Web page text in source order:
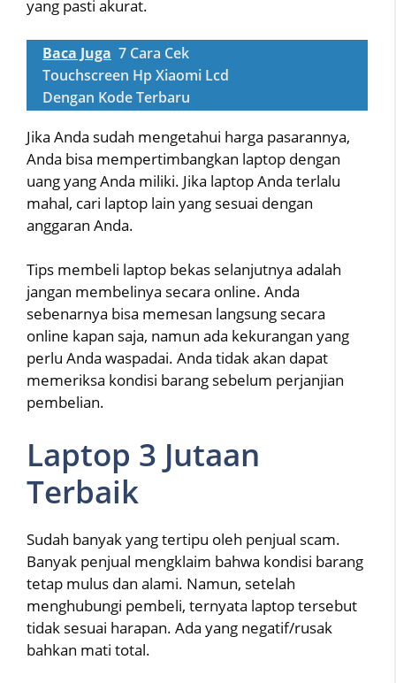
yang pasti akurat.
Baca Juga 7 Cara Cek
Touchscreen Hp Xiaomi Lcd
Dengan Kode Terbaru
Jika Anda sudah mengetahui harga pasarannya,
Anda bisa mempertimbangkan laptop dengan
uang yang Anda miliki. Jika laptop Anda terlalu
mahal, cari laptop lain yang sesuai dengan
anggaran Anda.
Tips membeli laptop bekas selanjutnya adalah
jangan membelinya secara online. Anda
sebenarnya bisa memesan langsung secara
online kapan saja, namun ada kekurangan yang
perlu Anda waspadai. Anda tidak akan dapat
memeriksa kondisi barang sebelum perjanjian
pembelian.
Laptop 3 Jutaan
Terbaik
Sudah banyak yang tertipu oleh penjual scam.
Banyak penjual mengklaim bahwa kondisi barang
tetap mulus dan alami. Namun, setelah
menghubungi pembeli, ternyata laptop tersebut
tidak sesuai harapan. Ada yang negatif/rusak
bahkan mati total.